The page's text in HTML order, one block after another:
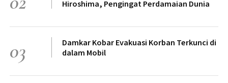
Hiroshima, Pengingat Perdamaian Dunia
03
Damkar Kobar Evakuasi Korban Terkunci di
dalam Mobil